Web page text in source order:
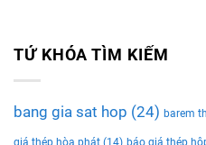
TỨ KHÓA TÌM KIẾM
bang gia sat hop (24) barem